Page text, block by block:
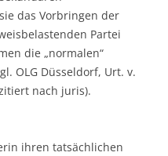
das Vorbringen der
Partei
die „normalen“
OLG Düsseldorf, Urt. v.
nach juris).
ihren tatsächlichen